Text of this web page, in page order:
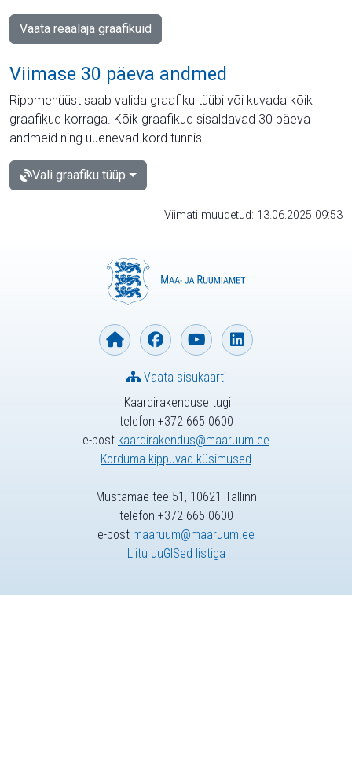
Vaata reaalaja graafikuid
Viimase 30 päeva andmed
Rippmenüüst saab valida graafiku tüübi või kuvada kõik
graafikud korraga. Kõik graafikud sisaldavad 30 päeva
andmeid ning uuenevad kord tunnis.
Vali graafiku tüüp
Viimati muudetud: 13.06.2025 09:53
Kaardirakenduse tugi
telefon +372 665 0600
e-post kaardirakendus@maaruum.ee
Korduma kippuvad küsimused
Vaata sisukaarti
Mustamäe tee 51, 10621 Tallinn
telefon +372 665 0600
e-post maaruum@maaruum.ee
Liitu uuGISed listiga